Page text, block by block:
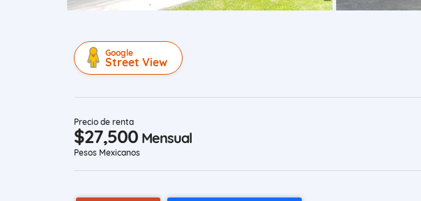
Google
Street View
Precio de renta
$27,500 Mensual
Pesos Mexicanos